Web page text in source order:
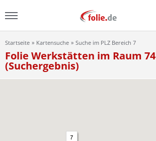
Menu
Home
Startseite Kartensuche Suche im PLZ Bereich 7
Folie Werkstätten im Raum 74
(Suchergebnis)